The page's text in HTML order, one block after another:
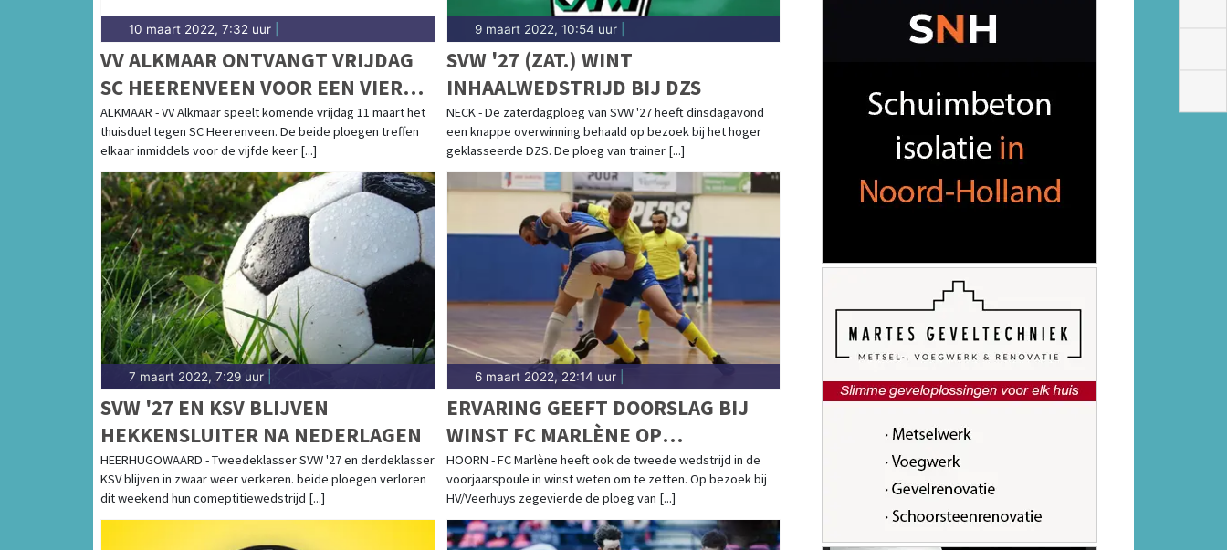
10 maart 2022, 7:32 uur
VV ALKMAAR ONTVANGT VRIJDAG
SC HEERENVEEN VOOR EEN VIERDE
KEER DIT JAAR
ALKMAAR - VV Alkmaar speelt komende vrijdag 11 maart het
thuisduel tegen SC Heerenveen. De beide ploegen treffen
elkaar inmiddels voor de vijfde keer [...]
9 maart 2022, 10:54 uur|
SVW '27 (ZAT.) WINT
INHAALWEDSTRIJD BIJ DZS
NECK - De zaterdagploeg van SVW '27 heeft dinsdagavond
een knappe overwinning behaald op bezoek bij het hoger
geklasseerde DZS. De ploeg van trainer [...]
7 maart 2022, 7:29 uur
SVW '27 EN KSV BLIJVEN
HEKKENSLUITER NA NEDERLAGEN
HEERHUGOWAARD - Tweedeklasser SVW '27 en derdeklasser
KSV blijven in zwaar weer verkeren. beide ploegen verloren
dit weekend hun comeptitiewedstrijd [...]
6 maart 2022, 22:14 uur|
ERVARING GEEFT DOORSLAG BIJ
WINST FC MARLÈNE OP
HV/VEERHUYS
HOORN - FC Marlène heeft ook de tweede wedstrijd in de
voorjaarspoule in winst weten om te zetten. Op bezoek bij
HV/Veerhuys zegevierde de ploeg van [...]